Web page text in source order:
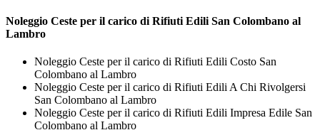
Noleggio Ceste per il carico di Rifiuti Edili San Colombano al
Lambro
Noleggio Ceste per il carico di Rifiuti Edili Costo San
Colombano al Lambro
Noleggio Ceste per il carico di Rifiuti Edili A Chi Rivolgersi
San Colombano al Lambro
Noleggio Ceste per il carico di Rifiuti Edili Impresa Edile San
Colombano al Lambro